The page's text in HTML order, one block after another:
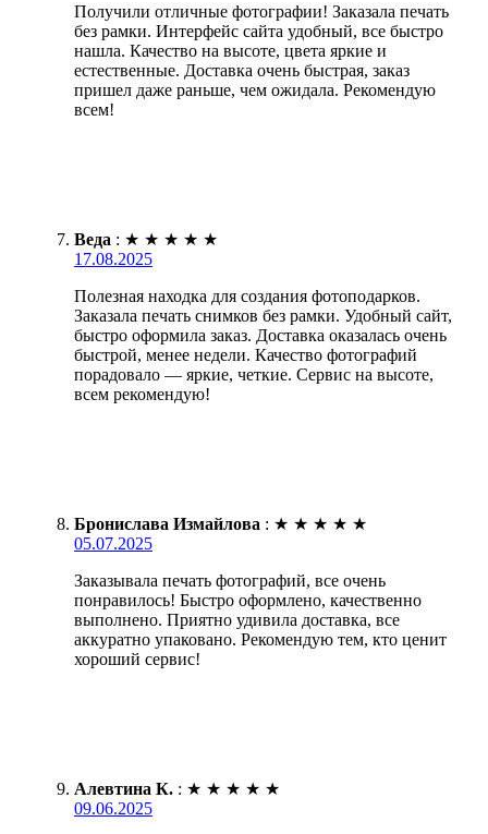
Получили отличные фотографии! Заказала печать
без рамки. Интерфейс сайта удобный, все быстро
нашла. Качество на высоте, цвета яркие и
естественные. Доставка очень быстрая, заказ
пришел даже раньше, чем ожидала. Рекомендую
всем!
Веда : ★ ★ ★ ★ ★
17.08.2025
Полезная находка для создания фотоподарков.
Заказала печать снимков без рамки. Удобный сайт,
быстро оформила заказ. Доставка оказалась очень
быстрой, менее недели. Качество фотографий
порадовало — яркие, четкие. Сервис на высоте,
всем рекомендую!
Бронислава Измайлова : ★ ★ ★ ★ ★
05.07.2025
Заказывала печать фотографий, все очень
понравилось! Быстро оформлено, качественно
выполнено. Приятно удивила доставка, все
аккуратно упаковано. Рекомендую тем, кто ценит
хороший сервис!
Алевтина К. : ★ ★ ★ ★ ★
09.06.2025